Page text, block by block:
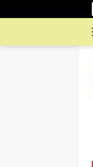
ke